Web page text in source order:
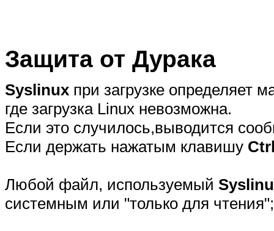
Защита от Дурака
Syslinux при загрузке определяет
где загрузка Linux невозможна.
Если это случилось,выводится
Если держать нажатым клавишу
Любой файл, используемый
системным или "только для